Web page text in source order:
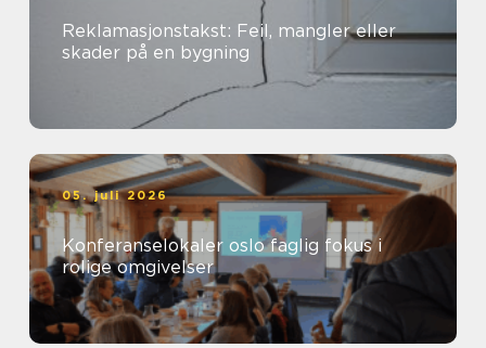
Reklamasjonstakst: Feil, mangler eller
skader på en bygning
05. juli 2026
Konferanselokaler oslo faglig fokus i
rolige omgivelser